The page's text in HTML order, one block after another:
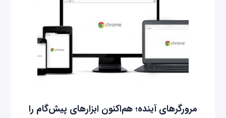
مرورگرهای آینده؛ هم‌اکنون ابزارهای پیش‌گام را